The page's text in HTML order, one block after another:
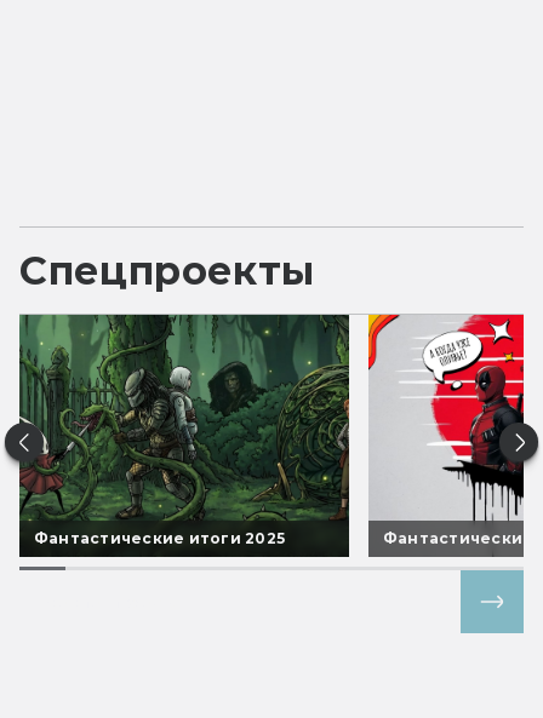
Спецпроекты
Фантастические итоги 2025 Фантастические